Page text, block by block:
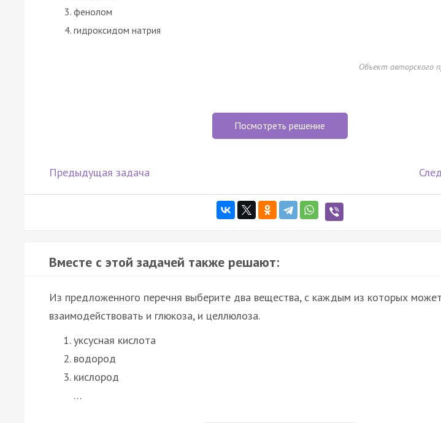
фенолом
гидроксидом натрия
Объект авторского
Посмотреть решение
Предыдущая задача
Вместе с этой задачей также решают:
Из предложенного перечня выберите два вещества, с каждым из которых может
взаимодействовать и глюкоза, и целлюлоза.
уксусная кислота
водород
кислород
…